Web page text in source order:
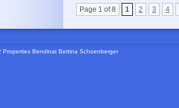
Page 1 of 8 1 2 3 4
Properties Bendinat Bettina Schoenberger